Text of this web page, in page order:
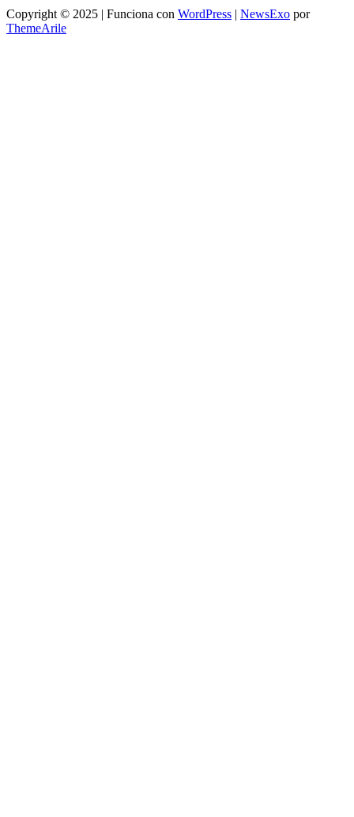
Copyright © 2025 | Funciona con WordPress | NewsExo por
ThemeArile